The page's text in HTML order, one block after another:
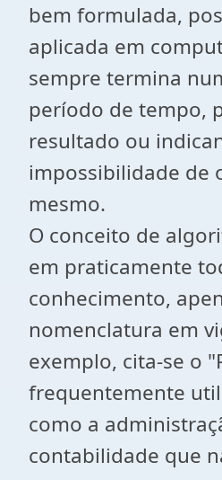
bem formulada,
aplicada em
sempre termina
período de tempo,
resultado ou
impossibilidade de
mesmo.
O conceito de
em praticamente
conhecimento,
nomenclatura em
exemplo, cita-se o
frequentemente
como a
contabilidade que